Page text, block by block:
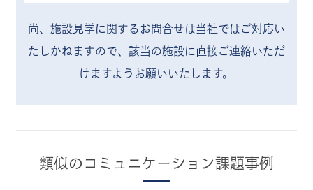
尚、施設見学に関するお問合せは当社ではご対応い
たしかねますので、 該当の施設に直接ご連絡いただ
けますようお願いいたします。
類似のコミュニケーション課題事例